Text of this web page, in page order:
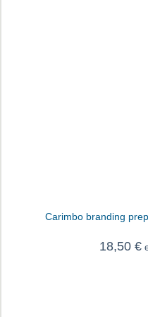
Carimbo branding
18,50 €